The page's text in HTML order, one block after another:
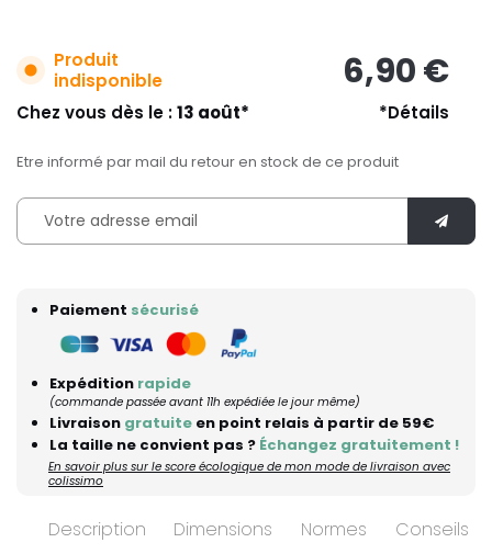
Produit
indisponible
6,90 €
Chez vous dès le :13 août* *Détails
Etre informé par mail du retour en stock de ce produit
Paiement sécurisé
Expédition rapide
(commande passée avant 11h expédiée le jour même)
Livraison gratuite en point relais à partir de 59€
La taille ne convient pas ? Échangez gratuitement !
En savoir plus sur le score écologique de mon mode de livraison avec
colissimo
Description Dimensions Normes Conseils